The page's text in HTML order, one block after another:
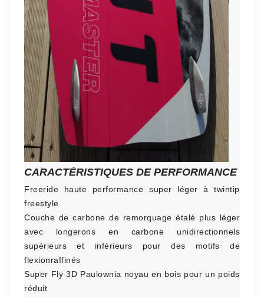
CARACTÉRISTIQUES DE PERFORMANCE
Freeride haute performance super léger à twintip
freestyle
Couche de carbone de remorquage étalé plus léger
avec longerons en carbone unidirectionnels
supérieurs et inférieurs pour des motifs de
flexionraffinés
Super Fly 3D Paulownia noyau en bois pour un poids
réduit